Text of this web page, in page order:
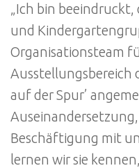
„Ich bin beeindruckt,
und
Organisationsteam
Ausstellungsbereich
auf der Spur’
Beschäftigung mit
lernen wir sie